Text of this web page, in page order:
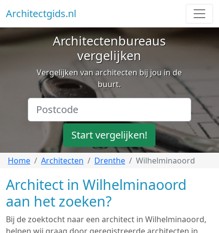
Architectgids.nl
Architectenbureaus
vergelijken
Vergelijken van architecten bij jou in de
buurt.
Start vergelijken!
Home Architecten Drenthe Wilhelminaoord
Architect in Wilhelminaoord
aan het zoeken?
Bij de zoektocht naar een architect in Wilhelminaoord,